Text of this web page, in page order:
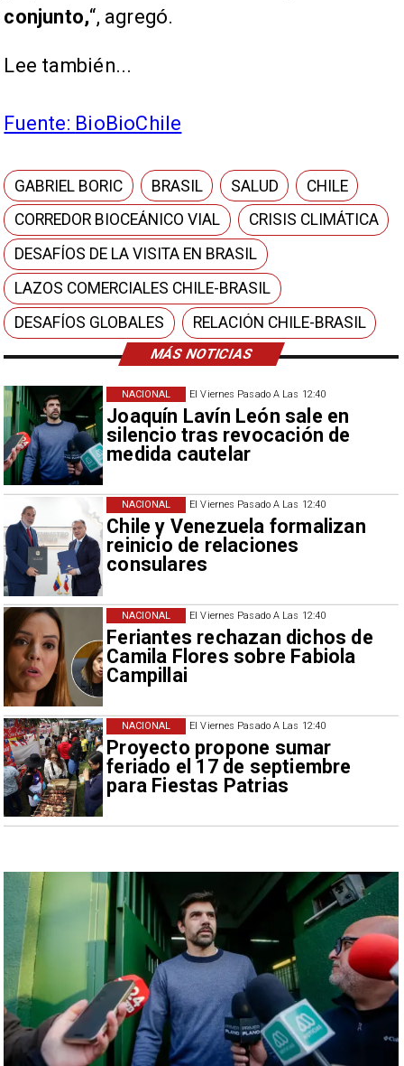
MÁS NOTICIAS
El Viernes Pasado A Las 12:40
Joaquín Lavín León sale en
silencio tras revocación de
medida cautelar
NACIONAL
El Viernes Pasado A Las 12:40
Chile y Venezuela formalizan
reinicio de relaciones
consulares
NACIONAL
El Viernes Pasado A Las 12:40
Feriantes rechazan dichos de
Camila Flores sobre Fabiola
Campillai
NACIONAL
El Viernes Pasado A Las 12:40
Proyecto propone sumar
feriado el 17 de septiembre
para Fiestas Patrias
NACIONAL
conjunto,“, agregó.
Lee también...
Fuente: BioBioChile
GABRIEL BORIC BRASIL SALUD
CHILE
CORREDOR BIOCEÁNICO VIAL
CRISIS CLIMÁTICA
DESAFÍOS DE LA VISITA EN BRASIL
LAZOS COMERCIALES CHILE-BRASIL
DESAFÍOS GLOBALES
RELACIÓN CHILE-BRASIL